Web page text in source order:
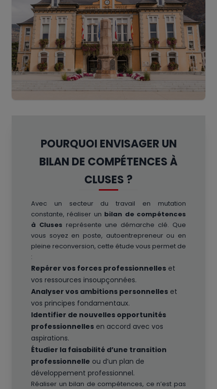
POURQUOI ENVISAGER UN
BILAN DE COMPÉTENCES À
CLUSES ?
Avec un secteur du travail en mutation
constante, réaliser un bilan de compétences
à Cluses représente une démarche clé. Que
vous soyez en poste, autoentrepreneur ou en
pleine reconversion, cette étude vous permet de
:
Repérer vos forces professionnelles et
vos ressources insoupçonnées.
Analyser vos ambitions personnelles et
vos principes fondamentaux.
Identifier de nouvelles opportunités
professionnelles en accord avec vos
aspirations.
Étudier la faisabilité d’une transition
professionnelle ou d’un plan de
développement professionnel.
Réaliser un bilan de compétences, ce n’est pas